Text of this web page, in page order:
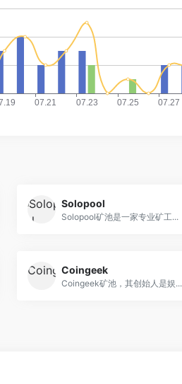
Solopool
Solopool矿池是一家专业矿工...
Coingeek
Coingeek矿池，其创始人是娱...